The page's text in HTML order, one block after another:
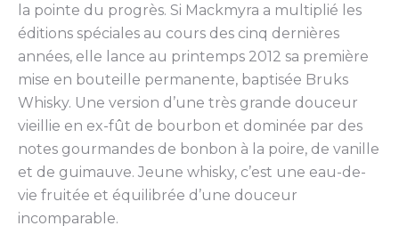
la pointe du progrès. Si Mackmyra a multiplié les
éditions spéciales au cours des cinq dernières
années, elle lance au printemps 2012 sa première
mise en bouteille permanente, baptisée Bruks
Whisky. Une version d’une très grande douceur
vieillie en ex-fût de bourbon et dominée par des
notes gourmandes de bonbon à la poire, de vanille
et de guimauve. Jeune whisky, c’est une eau-de-
vie fruitée et équilibrée d’une douceur
incomparable.